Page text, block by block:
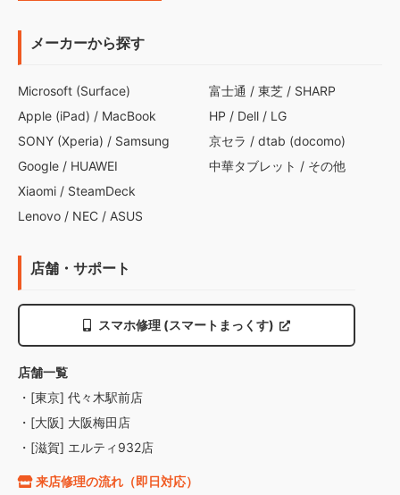
メーカーから探す
Microsoft (Surface)
Apple (iPad) / MacBook
SONY (Xperia) / Samsung
Google / HUAWEI
Xiaomi / SteamDeck
Lenovo / NEC / ASUS
富士通 / 東芝 / SHARP
HP / Dell / LG
京セラ / dtab (docomo)
中華タブレット / その他
店舗・サポート
スマホ修理 (スマートまっくす)
店舗一覧
・[東京] 代々木駅前店
・[大阪] 大阪梅田店
・[滋賀] エルティ932店
来店修理の流れ（即日対応）